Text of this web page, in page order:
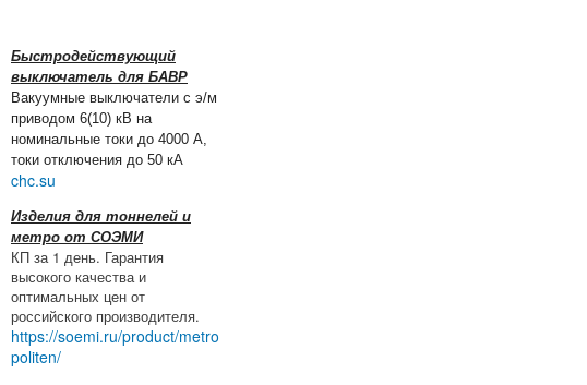
Быстродействующий
выключатель для БАВР
Вакуумные выключатели с э/м
приводом 6(10) кВ на
номинальные токи до 4000 А,
токи отключения до 50 кА
chc.su
Изделия для тоннелей и
метро от СОЭМИ
КП за 1 день. Гарантия
высокого качества и
оптимальных цен от
российского производителя.
https://soemi.ru/product/metro
politen/